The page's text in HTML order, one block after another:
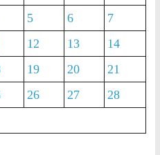
5 6
7
12 13
14
19 20
21
26 27
28